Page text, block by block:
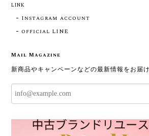
LINK
Instagram account
official LINE
Mail Magazine
新商品やキャンペーンなどの最新情報をお届け